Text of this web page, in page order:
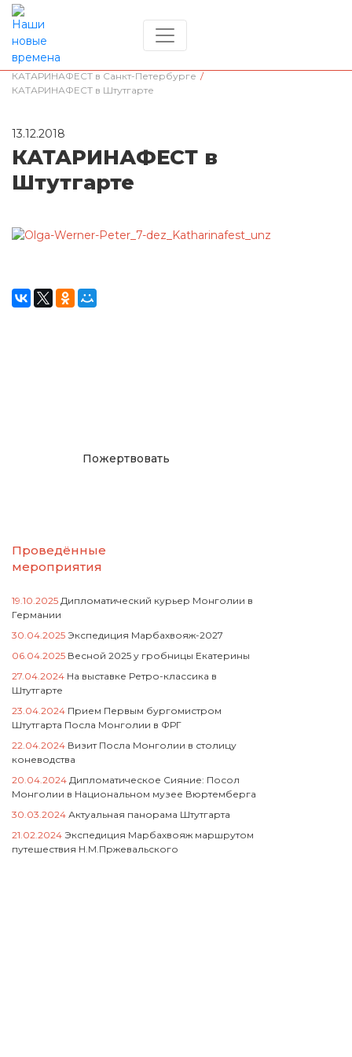
Главная /
КАТАРИНАФЕСТ в Санкт-Петербурге /
КАТАРИНАФЕСТ в Штутгарте
13.12.2018
КАТАРИНАФЕСТ в
Штутгарте
Пожертвовать
Проведённые
мероприятия
19.10.2025 Дипломатический курьер Монголии в
Германии
30.04.2025 Экспедиция Марбахвояж-2027
06.04.2025 Весной 2025 у гробницы Екатерины
27.04.2024 На выставке Ретро-классика в
Штутгарте
23.04.2024 Прием Первым бургомистром
Штутгарта Посла Монголии в ФРГ
22.04.2024 Визит Посла Монголии в столицу
коневодства
20.04.2024 Дипломатическое Сияние: Посол
Монголии в Национальном музее Вюртемберга
30.03.2024 Актуальная панорама Штутгарта
21.02.2024 Экспедиция Марбахвояж маршрутом
путешествия Н.М.Пржевальского